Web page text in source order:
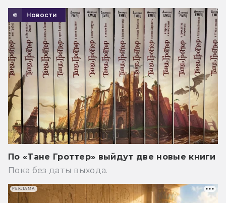
Новости
По «Тане Гроттер» выйдут две новые книги
Пока без даты выхода.
РЕКЛАМА